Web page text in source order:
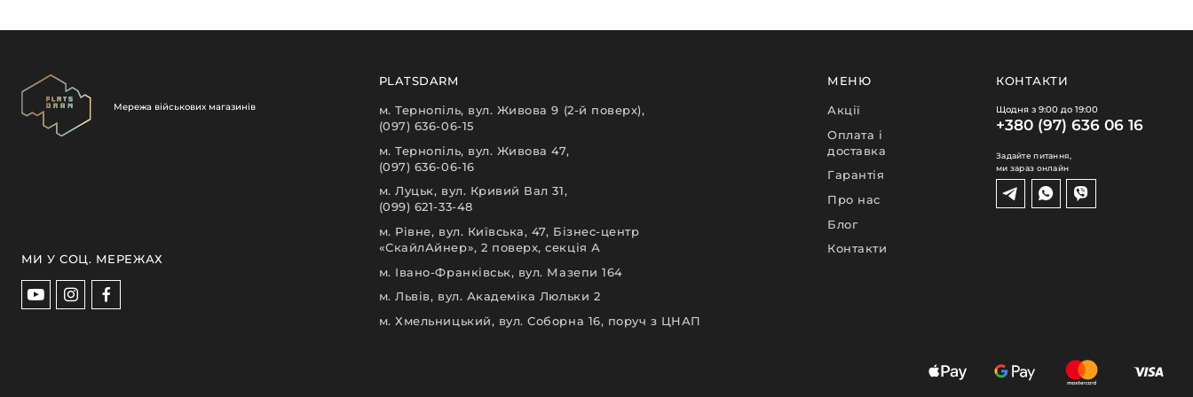
Мережа військових магазинів
PLATSDARM
м. Тернопіль, вул. Живова 9 (2-й поверх),
(097) 636-06-15
м. Тернопіль, вул. Живова 47,
(097) 636-06-16
м. Луцьк, вул. Кривий Вал 31,
(099) 621-33-48
м. Рівне, вул. Київська, 47, Бізнес-центр
«СкайлАйнер», 2 поверх, секція А
м. Івано-Франківськ, вул. Мазепи 164
м. Львів, вул. Академіка Люльки 2
м. Хмельницький, вул. Соборна 16, поруч з ЦНАП
МЕНЮ
Акції
Оплата і
доставка
Гарантія
Про нас
Блог
Контакти
КОНТАКТИ
Щодня з 9:00 до 19:00
+380 (97) 636 06 16
Задайте питання,
ми зараз онлайн
МИ У СОЦ. МЕРЕЖАХ